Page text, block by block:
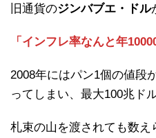
旧通貨のジンバブエ・ドル
「インフレ率なんと年
2008年にはパン1個の値段
ってしまい、最大100兆ド
札束の山を渡されても数え